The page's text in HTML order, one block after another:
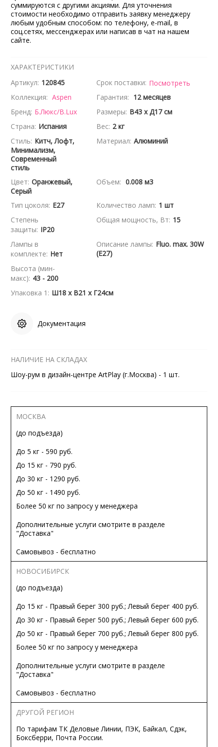
суммируются с другими акциями. Для уточнения
стоимости необходимо отправить заявку менеджеру
любым удобным способом: по телефону, e-mail, в
соц.сетях, мессенджерах или написав в чат на нашем
сайте.
ХАРАКТЕРИСТИКИ
Артикул: 120845 Срок поставки: Посмотреть
Коллекция: Aspen Гарантия: 12 месяцев
Бренд: Б.Люкс/B.Lux Размеры: В43 x Д17 см
Страна: Испания Вес: 2 кг
Стиль: Китч, Лофт,
Минимализм,
Современный
стиль
Материал: Алюминий
Цвет: Оранжевый,
Серый
Объем: 0.008 м3
Тип цоколя: E27 Количество ламп: 1 шт
Степень
защиты: IP20
Общая мощность, Вт: 15
Лампы в
комплекте: Нет
Описание лампы: Fluo. max. 30W
(E27)
Высота (мин-
макс): 43 - 200
Упаковка 1: Ш18 x В21 x Г24см
Документация
НАЛИЧИЕ НА СКЛАДАХ
Шоу-рум в дизайн-центре ArtPlay (г.Москва) - 1 шт.
МОСКВА
(до подъезда)
До 5 кг - 590 руб.
До 15 кг - 790 руб.
До 30 кг - 1290 руб.
До 50 кг - 1490 руб.
Более 50 кг по запросу у менеджера
Дополнительные услуги смотрите в разделе
"Доставка"
Самовывоз - бесплатно
НОВОСИБИРСК
(до подъезда)
До 15 кг - Правый берег 300 руб.; Левый берег 400 руб.
До 30 кг - Правый берег 500 руб.; Левый берег 600 руб.
До 50 кг - Правый берег 700 руб.; Левый берег 800 руб.
Более 50 кг по запросу у менеджера
Дополнительные услуги смотрите в разделе
"Доставка"
Самовывоз - бесплатно
ДРУГОЙ РЕГИОН
По тарифам ТК Деловые Линии, ПЭК, Байкал, Сдэк,
Боксберри, Почта России.